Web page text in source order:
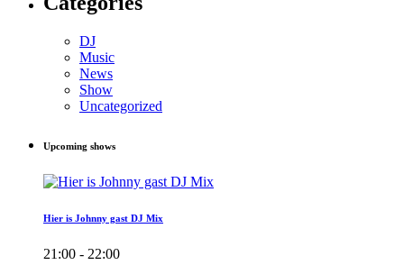
DJ
Music
News
Show
Uncategorized
Upcoming shows
Hier is Johnny gast DJ Mix
21:00 - 22:00